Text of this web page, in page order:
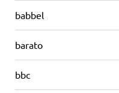
babbel
barato
bbc